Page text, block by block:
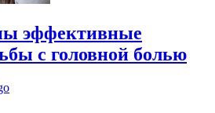
эффективные
с головной болью